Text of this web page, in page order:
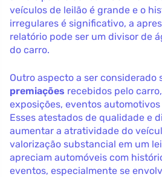
veículos de leilão é grande e o
irregulares é significativo, a
relatório pode ser um divisor de
do carro.
Outro aspecto a ser considerado
premiações recebidos pelo
exposições, eventos
Esses atestados de qualidade e
aumentar a atratividade do
valorização substancial em um
apreciam automóveis com
eventos, especialmente se